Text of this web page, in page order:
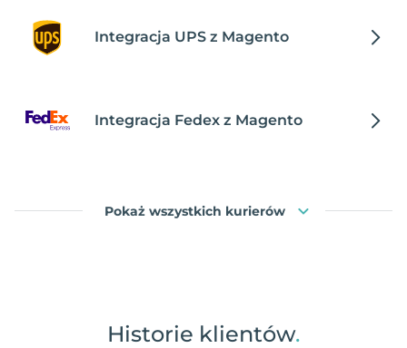
Integracja UPS z Magento
Integracja Fedex z Magento
Pokaż wszystkich kurierów
Historie klientów.